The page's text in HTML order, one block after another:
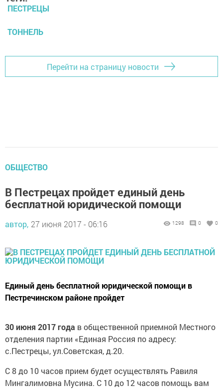
ПЕСТРЕЦЫ
ТОННЕЛЬ
Перейти на страницу новости
ОБЩЕСТВО
В Пестрецах пройдет единый день
бесплатной юридической помощи
автор, 27 июня 2017 - 06:16 1298 0 0
Единый день бесплатной юридической помощи в
Пестречинском районе пройдет
30 июня 2017 года в общественной приемной Местного
отделения партии «Единая Россия по адресу:
с.Пестрецы, ул.Советская, д.20.
С 8 до 10 часов прием будет осуществлять Равиля
Мингалимовна Мусина. С 10 до 12 часов помощь вам